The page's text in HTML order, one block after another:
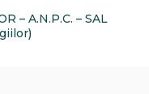
– A.N.P.C. – SAL